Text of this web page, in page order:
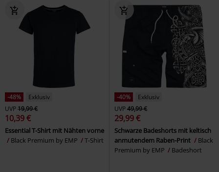
-48%
Exklusiv
UVP19,99 €
10,39 €
Essential T-Shirt mit Nähten vorne
Black Premium by EMP
T-Shirt
-40%
Exklusiv
UVP49,99 €
29,99 €
Schwarze Badeshorts mit keltisch
anmutendem Raben-Print
Black
Premium by EMP
Badeshort